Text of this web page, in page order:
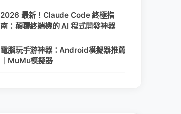
2026 最新！Claude Code 終極指
南：顛覆終端機的 AI 程式開發神器
電腦玩手游神器：Android模擬器推薦
｜MuMu模擬器